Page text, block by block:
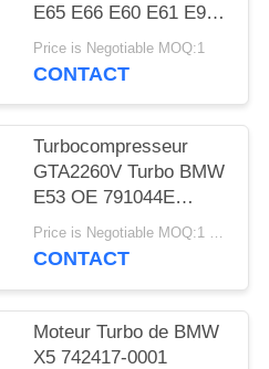
E65 E66 E60 E61 E90
E91
Price is Negotiable MOQ:1
CONTACT
Turbocompresseur
GTA2260V Turbo BMW
E53 OE 791044E
7791046F de moteur de
MT57TU
Price is Negotiable MOQ:1 pcs
CONTACT
Moteur Turbo de BMW
X5 742417-0001